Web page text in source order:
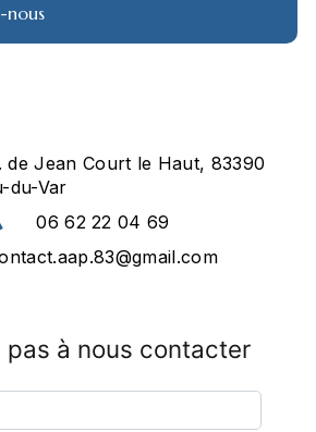
nous
de Jean Court le Haut, 83390
du-Var
06 62 22 04 69
pas à nous contacter